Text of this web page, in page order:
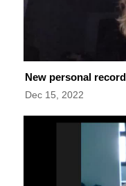
New personal
Dec 15, 2022